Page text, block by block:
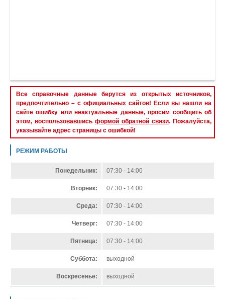
Все справочные данные берутся из открытых источников,
предпочтительно – с официальных сайтов! Если вы нашли на
сайте ошибку или неактуальные данные, просим сообщить об
этом, воспользовавшись формой обратной связи. Пожалуйста,
указывайте адрес страницы с ошибкой!
РЕЖИМ РАБОТЫ
Понедельник: 07:30 - 14:00
Вторник: 07:30 - 14:00
Среда: 07:30 - 14:00
Четверг: 07:30 - 14:00
Пятница: 07:30 - 14:00
Суббота: выходной
Воскресенье: выходной